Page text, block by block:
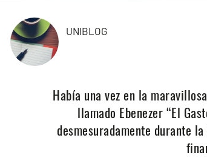
UNIBLOG
Había una vez en la
llamado Ebenezer “El
desmesuradamente durante